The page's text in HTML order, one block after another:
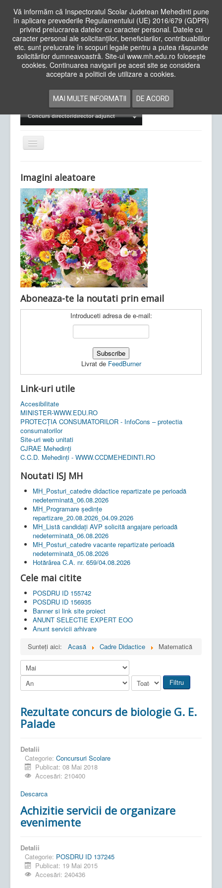
Vă informăm că Inspectoratul Scolar Judetean Mehedinti pune
în aplicare prevederile Regulamentului (UE) 2016/679 (GDPR)
privind prelucrarea datelor cu caracter personal. Datele cu
caracter personal ale solicitanților, beneficiarilor, contribuabililor
etc. sunt prelucrate în scopuri legale pentru a putea răspunde
solicitărilor dumneavoastră. Site-ul www.mh.edu.ro folosește
cookies. Continuarea navigarii pe acest site se considera
acceptare a politicii de utilizare a cookies.
MAI MULTE INFORMATII DE ACORD
Cauta
in
siteAcasa Cadre Didactice
Examene Naționale
Concurs director/director adjunct
Comută
navigarea
Ultimele articole: Vi, 04.11.2022 -Inspectoratul Școlar
Județean Mehedinți
Imagini aleatoare
Aboneaza-te la noutati prin email
Introduceti adresa de e-mail:
Livrat de FeedBurner
Link-uri utile
Accesibilitate
MINISTER-WWW.EDU.RO
PROTECȚIA CONSUMATORILOR - InfoCons – protectia
consumatorilor
Site-uri web unitati
CJRAE Mehedinți
C.C.D. Mehedinţi - WWW.CCDMEHEDINTI.RO
Noutati ISJ MH
MH_Posturi_catedre didactice repartizate pe perioadă
nedeterminată_06.08.2026
MH_Programare ședințe
repartizare_20.08.2026_04.09.2026
MH_Listă candidați AVP solicită angajare perioadă
nedeterminată_06.08.2026
MH_Posturi_catedre vacante repartizate perioadă
nedeterminată_05.08.2026
Hotărârea C.A. nr. 659/04.08.2026
Cele mai citite
POSDRU ID 155742
POSDRU ID 156935
Banner si link site proiect
ANUNT SELECTIE EXPERT EOO
Anunt servicii arhivare
Sunteți aici:
Acasă Cadre Didactice Matematică
Filtru
Rezultate concurs de biologie G. E.
Palade
Detalii
Categorie: Concursuri Scolare
Publicat: 08 Mai 2018
Accesări: 210400
Descarca
Achizitie servicii de organizare
evenimente
Detalii
Categorie: POSDRU ID 137245
Publicat: 19 Mai 2015
Accesări: 240436